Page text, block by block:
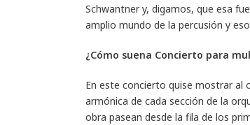
Schwantner y, digamos, que esa
amplio mundo de la percusión y
¿Cómo suena Concierto para
En este concierto quise mostrar al
armónica de cada sección de la
obra pasean desde la fila de los